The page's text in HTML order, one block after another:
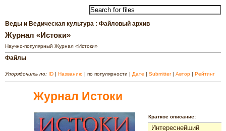
«ИСТОКИ»
Веды и Ведическая культура : Файловый архив
Журнал «Истоки»
Научно-популярный Журнал «Истоки»
Файлы
Упорядочить по: ID | Названию | по популярности | Дате | Submitter| Автор | Рейтинг
Журнал Истоки
Краткое описание:
Интереснейший